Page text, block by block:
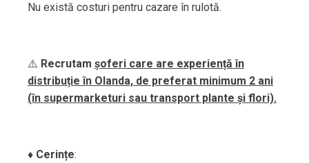
Nu există costuri pentru cazare în rulotă.
⚠️ Recrutam șoferi care are experiență în
distribuție în Olanda, de preferat minimum 2 ani
(în supermarketuri sau transport plante și flori).
♦️ Cerințe: